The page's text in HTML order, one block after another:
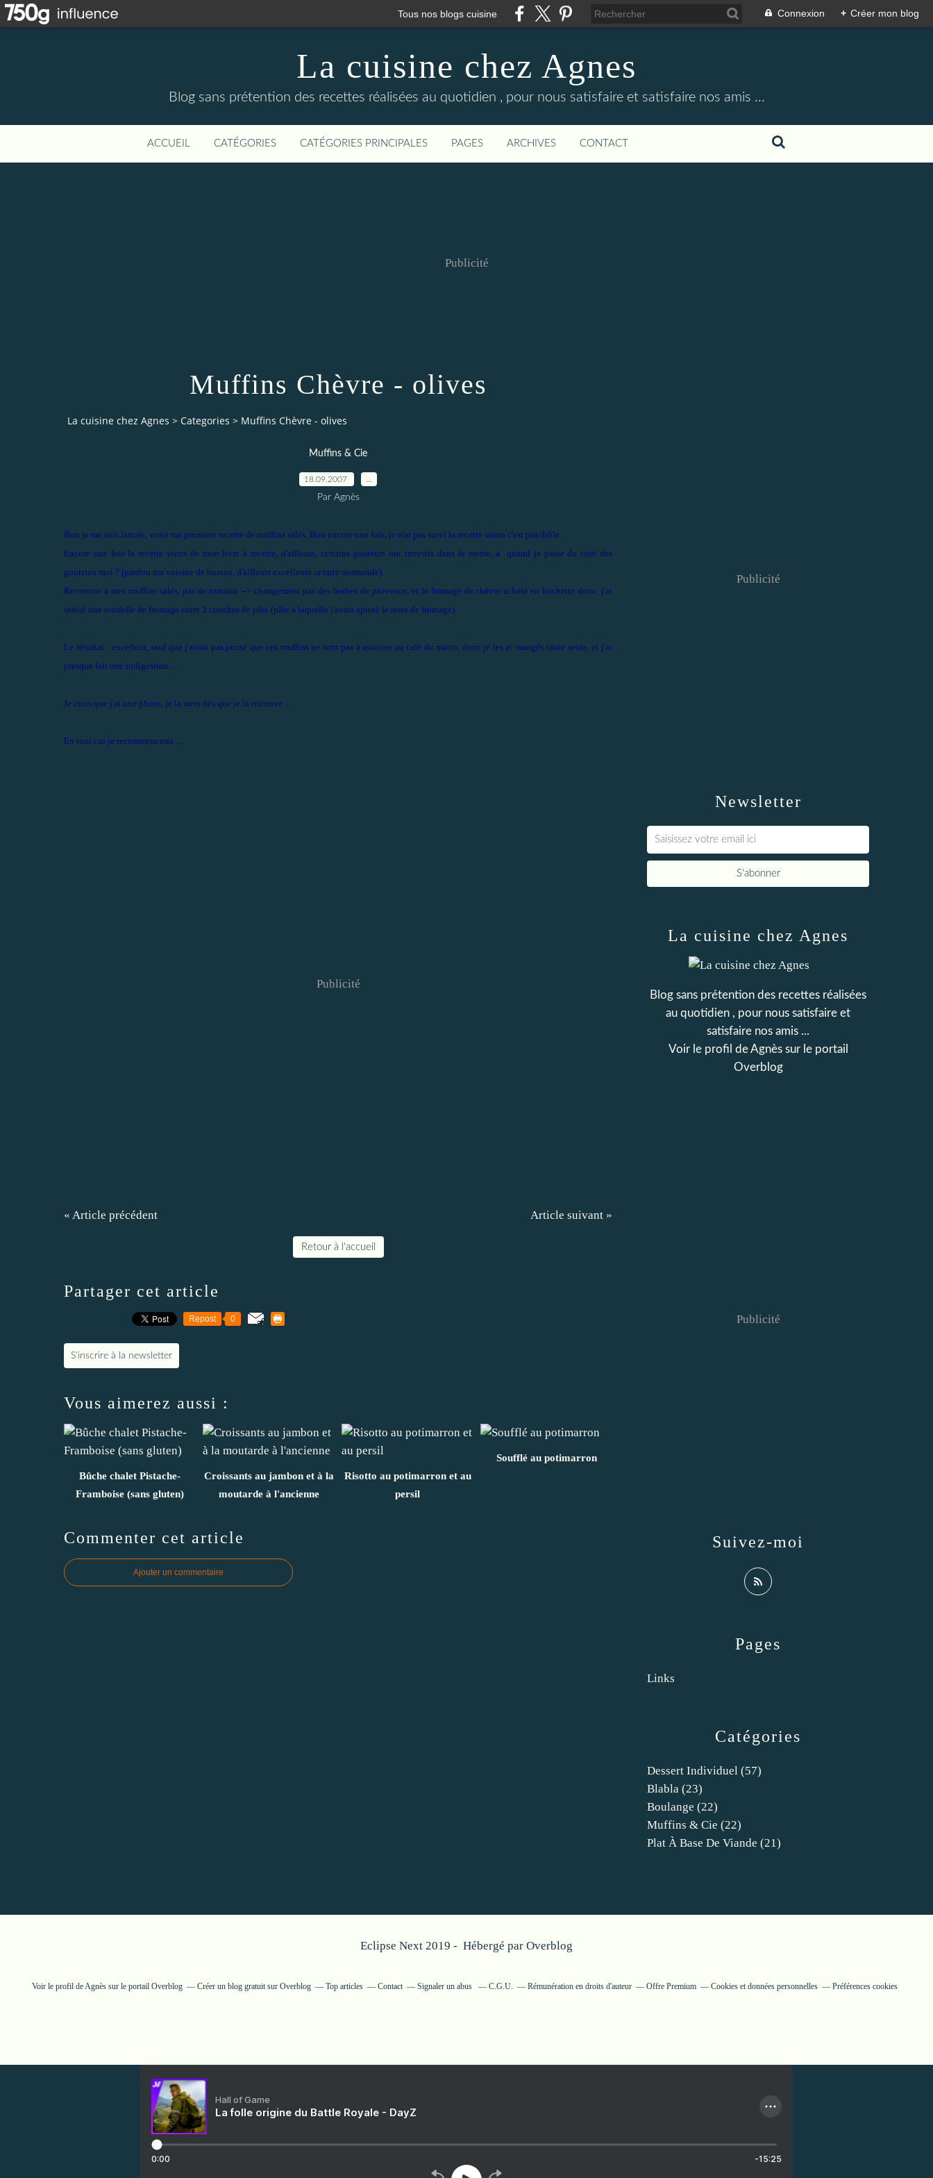
Tous nos blogs cuisine Connexion + Créer mon blog
La cuisine chez Agnes
Blog sans prétention des recettes réalisées au quotidien , pour nous satisfaire et satisfaire nos amis ...
ACCUEIL CATÉGORIES CATÉGORIES PRINCIPALES PAGES ARCHIVES CONTACT
Publicité
Muffins Chèvre - olives
La cuisine chez Agnes > Categories > Muffins Chèvre - olives
Muffins & Cie
18.09.2007
Par Agnès
Bon je me suis lancée, voici ma première recette de muffins salés. Bon encore une fois, je n'ai pas suivi la recette sinon c'est pas drôle.
Encore une fois la recette viens de mon livre à recette, d'ailleurs, certains gouteurs ont investis dans le meme, a quand je passe du coté des
gouteurs moi ? (pardon ma voisine de bureau, d'ailleurs excellente ta tarte normande).
Revenons à mes muffins salés, pas de romarin --> changement pas des herbes de provence, et le fromage de chèvre acheté en buchette donc, j'ai
inséré une rondelle de fromage entre 2 couches de pâte (pâte à laquelle j'avais ajouté le reste de fromage).
Le résultat : excellent, sauf que j'avais pas pensé que ces muffins ne sont pas à associer au café du matin, donc je les ai mangés toute seule, et j'ai
presque fait une indigestion ...
Je crois que j'ai une photo, je la mets dès que je la retrouve ....
En tout cas je recommencerai ...
Publicité
« Article précédent Article suivant »
Retour à l'accueil
Partager cet article
Repost 0
S'inscrire à la newsletter
Vous aimerez aussi :
Bûche chalet Pistache-
Framboise (sans gluten)
Croissants au jambon et à la
moutarde à l'ancienne
Risotto au potimarron et au
persil
Soufflé au potimarron
Commenter cet article
Ajouter un commentaire
Newsletter
Publicité
Catégories
Dessert Individuel (57)
Blabla (23)
Boulange (22)
Muffins & Cie (22)
Plat À Base De Viande (21)
Pages
Links
La cuisine chez Agnes
Blog sans prétention des recettes réalisées
au quotidien , pour nous satisfaire et
satisfaire nos amis ...
Voir le profil deAgnèssur le portail
Overblog
Suivez-moi
Publicité
Eclipse Next 2019 - Hébergé par Overblog
Voir le profil deAgnèssur le portail Overblog Créer un blog gratuit sur Overblog Top articles Contact Signaler un abus C.G.U. Rémunération en droits d'auteur Offre Premium Cookies et données personnelles Préférences cookies
Hall of Game
La folle origine du Battle Royale - DayZ
0:00 -15:25